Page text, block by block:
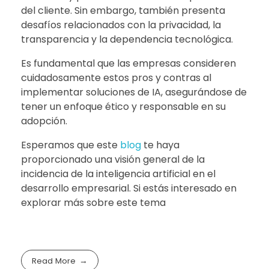
del cliente. Sin embargo, también presenta
desafíos relacionados con la privacidad, la
transparencia y la dependencia tecnológica.
Es fundamental que las empresas consideren
cuidadosamente estos pros y contras al
implementar soluciones de IA, asegurándose de
tener un enfoque ético y responsable en su
adopción.
Esperamos que este blog te haya
proporcionado una visión general de la
incidencia de la inteligencia artificial en el
desarrollo empresarial. Si estás interesado en
explorar más sobre este tema
Read More